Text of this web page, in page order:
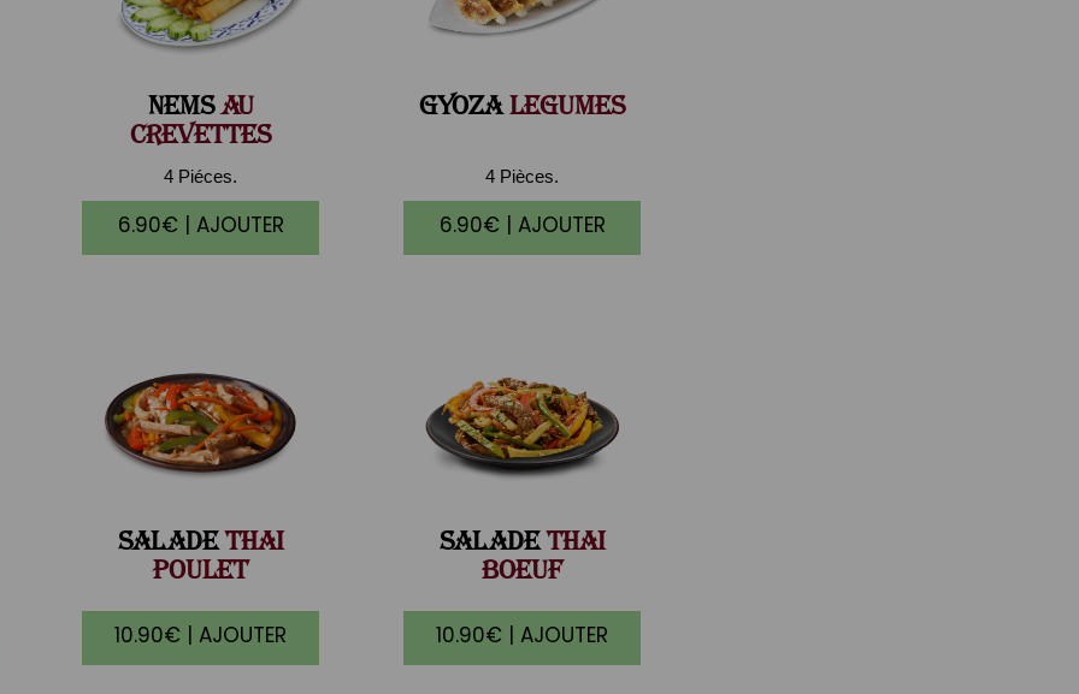
NEMSAU
CREVETTES
4 Piéces.
6.90€ | AJOUTER
GYOZALEGUMES
4 Pièces.
6.90€ | AJOUTER
SALADETHAI
POULET
10.90€ | AJOUTER
SALADETHAI
BOEUF
10.90€ | AJOUTER